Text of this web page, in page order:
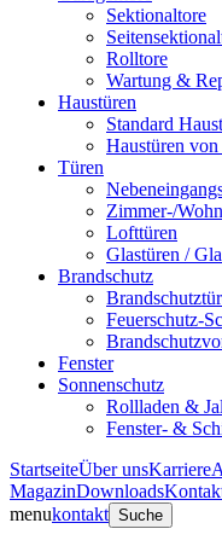
Sektionaltore
Rolltore
Wartung &
Haustüren
Standard
Haustüren
Türen
Zimmer-/
Lofttüren
Glastüren /
Brandschutz
Feuerschutz-
Fenster
Sonnenschutz
Rollladen &
Fenster- &
StartseiteÜber unsKarriere
MagazinDownloads
menukontakt Suche